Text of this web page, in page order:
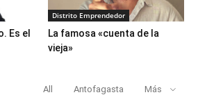
Es el
Distrito Emprendedor
La famosa «cuenta de la
vieja»
All Antofagasta Más